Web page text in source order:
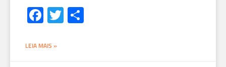
Fa
ce
b
T
wi
LEIA MAIS »